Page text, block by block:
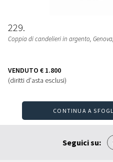
229
Coppia di candelieri in argento,
VENDUTO € 1.800
(diritti d'asta esclusi)
CONTINUA A
Seguici su: